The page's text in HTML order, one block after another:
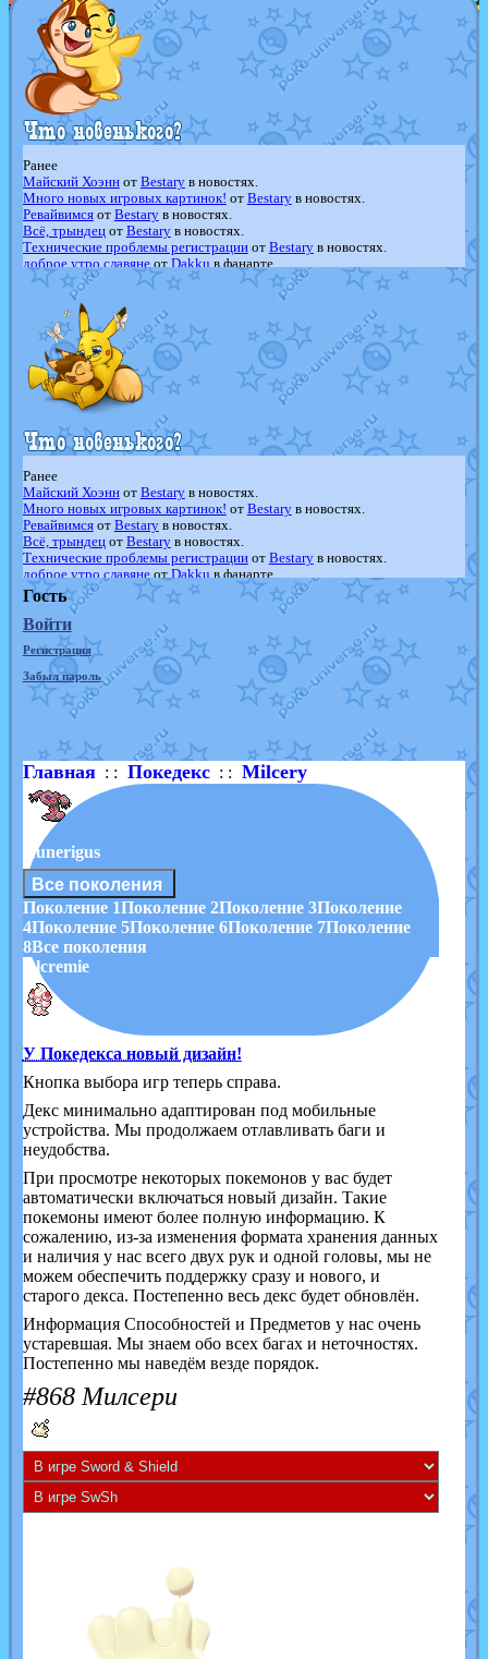
Ранее
Майский Хоэннот Bestaryв новостях.
Много новых игровых картинок! от Bestaryв новостях.
Ревайвимсяот Bestaryв новостях.
Всё, трындецот Bestaryв новостях.
Технические проблемы регистрацииот Bestaryв новостях.
доброе утро славянеот Dakku в фанарте.
Йолда и Мимикью отMavisNyanCatв фанарте.
Недовольный котомангуст
в фанарте.
The Dark Wishmaker
отRandomon
шадоу спиритомб
отilovearceus
в фанарте.
траббишотilovearceusв фанарте.
Raging Boltот GraceDaFox
в фанарте.
Shadow mismagiusотJOK_julia
в фанарте.
художник отvicavicaв фанарте.
Ранее
Майский Хоэннот Bestaryв новостях.
Много новых игровых картинок! от Bestaryв новостях.
Ревайвимсяот Bestaryв новостях.
Всё, трындецот Bestaryв новостях.
Технические проблемы регистрацииот Bestaryв новостях.
доброе утро славянеот Dakku в фанарте.
Йолда и МимикьюотMavisNyanCatв фанарте.
Недовольный котомангуст
в фанарте.
The Dark Wishmaker
отRandomon
шадоу спиритомб
отilovearceus
в фанарте.
траббишотilovearceusв фанарте.
Raging BoltотGraceDaFox
Shadow mismagiusотJOK_julia
в фанарте.
художникот vicavicaв фанарте.
Гость
Войти
Регистрация
Забыл пароль
Главная: : Покедекс: : Milcery
Runerigus
Все поколения
Поколение 1Поколение 2Поколение 3Поколение
4Поколение 5Поколение 6Поколение 7Поколение
8Все поколения
Alcremie
У Покедекса новый дизайн!
Кнопка выбора игр теперь справа.
Декс минимально адаптирован под мобильные
устройства. Мы продолжаем отлавливать баги и
неудобства.
При просмотре некоторых покемонов у вас будет
автоматически включаться новый дизайн. Такие
покемоны имеют более полную информацию. К
сожалению, из-за изменения формата хранения данных
и наличия у нас всего двух рук и одной головы, мы не
можем обеспечить поддержку сразу и нового, и
старого декса. Постепенно весь декс будет обновлён.
Информация Способностей и Предметов у нас очень
устаревшая. Мы знаем обо всех багах и неточностях.
Постепенно мы наведём везде порядок.
#868 Милсери